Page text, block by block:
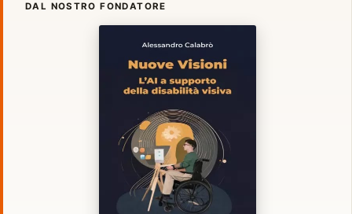
DAL NOSTRO FONDATORE